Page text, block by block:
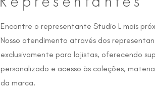
Encontre o representante Studio L mais
Nosso atendimento através dos
exclusivamente para lojistas, oferecendo
personalizado e acesso às coleções,
da marca.